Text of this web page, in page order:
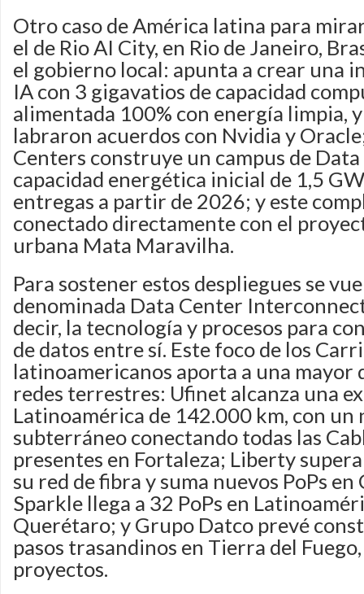
Otro caso de América latina para
el de Rio AI City, en Rio de Janeiro,
el gobierno local: apunta a crear una
IA con 3 gigavatios de capacidad
alimentada 100% con energía limpia,
labraron acuerdos con Nvidia y
Centers construye un campus de
capacidad energética inicial de 1,5
entregas a partir de 2026; y este
conectado directamente con el
urbana Mata Maravilha.
Para sostener estos despliegues se
denominada Data Center
decir, la tecnología y procesos para
de datos entre sí. Este foco de los
latinoamericanos aporta a una mayor
redes terrestres: Ufinet alcanza una
Latinoamérica de 142.000 km, con un
subterráneo conectando todas las
presentes en Fortaleza; Liberty
su red de fibra y suma nuevos PoPs
Sparkle llega a 32 PoPs en
Querétaro; y Grupo Datco prevé
pasos trasandinos en Tierra del
proyectos.